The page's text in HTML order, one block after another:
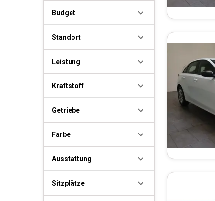
Budget
Standort
Leistung
Kraftstoff
Getriebe
Farbe
Ausstattung
Sitzplätze